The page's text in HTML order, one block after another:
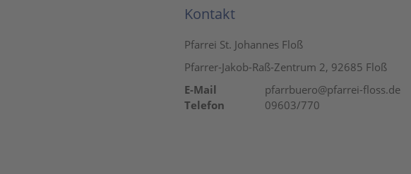
Kontakt
Pfarrei St. Johannes Floß
Pfarrer-Jakob-Raß-Zentrum 2, 92685 Floß
E-Mail
pfarrbuero@pfarrei-floss.de
Telefon
09603/770